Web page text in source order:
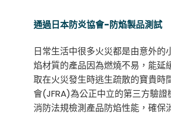
通過日本防炎協會-防焰製品測試
日常生活中很多火災都是由意外的
焰材質的產品因為燃燒不易，能延
取在火災發生時逃生疏散的寶貴時
會(JFRA)為公正中立的第三方驗證
消防法規檢測產品防焰性能，確保